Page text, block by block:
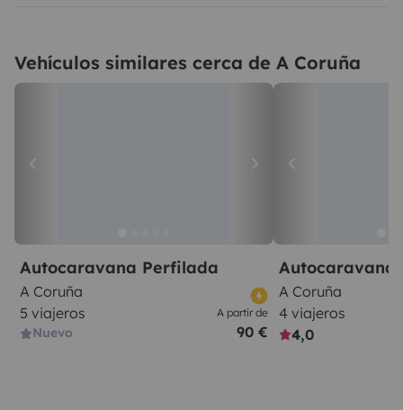
Vehículos similares cerca de A Coruña
Autocaravana Perfilada
A Coruña
5 viajeros
Nuevo
A partir de
90 €
Autocaravana
A Coruña
4 viajeros
4,0